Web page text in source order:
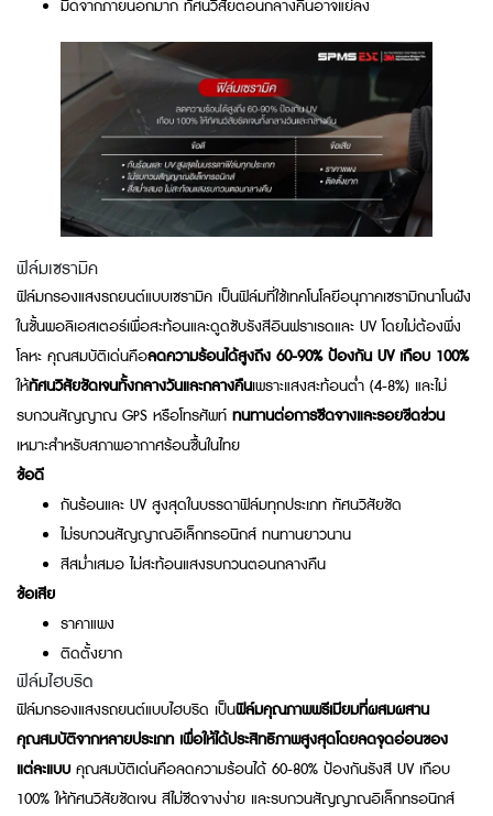
มืดจากภายนอกมาก ทัศนวิสัยตอนกลางคืนอาจแย่ลง
ฟิล์มเซรามิค
ฟิล์มกรองแสงรถยนต์แบบเซรามิค เป็นฟิล์มที่ใช้เทคโนโลยีอนุภาคเซรามิกนาโนฝัง
ในชั้นพอลิเอสเตอร์เพื่อสะท้อนและดูดซับรังสีอินฟราเรดและ UV โดยไม่ต้องพึ่ง
โลหะ คุณสมบัติเด่นคือลดความร้อนได้สูงถึง 60-90% ป้องกัน UV เกือบ 100%
ให้ทัศนวิสัยชัดเจนทั้งกลางวันและกลางคืนเพราะแสงสะท้อนต่ำ (4-8%) และไม่
รบกวนสัญญาณ GPS หรือโทรศัพท์ ทนทานต่อการซีดจางและรอยขีดข่วน
เหมาะสำหรับสภาพอากาศร้อนชื้นในไทย
ข้อดี
กันร้อนและ UV สูงสุดในบรรดาฟิล์มทุกประเภท ทัศนวิสัยชัด
ไม่รบกวนสัญญาณอิเล็กทรอนิกส์ ทนทานยาวนาน
สีสม่ำเสมอ ไม่สะท้อนแสงรบกวนตอนกลางคืน
ข้อเสีย
ราคาแพง
ติดตั้งยาก
ฟิล์มไฮบริด
ฟิล์มกรองแสงรถยนต์แบบไฮบริด เป็นฟิล์มคุณภาพพรีเมียมที่ผสมผสาน
คุณสมบัติจากหลายประเภท เพื่อให้ได้ประสิทธิภาพสูงสุดโดยลดจุดอ่อนของ
แต่ละแบบคุณสมบัติเด่นคือลดความร้อนได้ 60-80% ป้องกันรังสี UV เกือบ
100% ให้ทัศนวิสัยชัดเจน สีไม่ซีดจางง่าย และรบกวนสัญญาณอิเล็กทรอนิกส์